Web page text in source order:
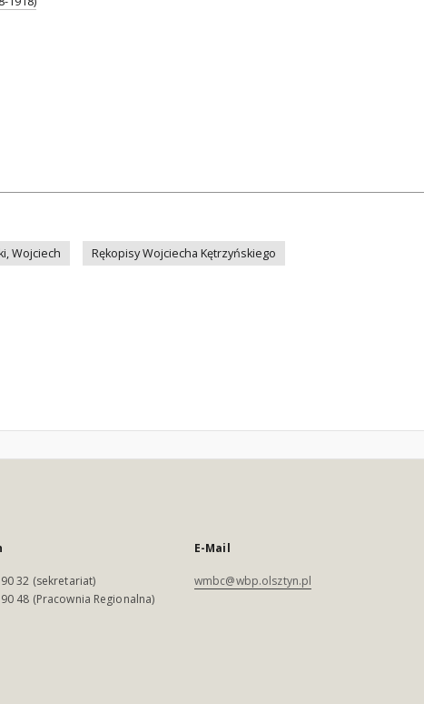
Wojciech Rękopisy Wojciecha Kętrzyńskiego
32 (sekretariat)
48 (Pracownia Regionalna)
E-Mail
wmbc@wbp.olsztyn.pl